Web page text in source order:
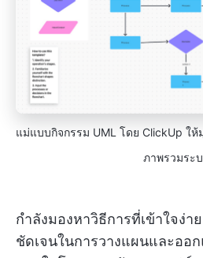
แม่แบบกิจกรรม UML โดย ClickUp ใ
ภาพรวมระ
กำลังมองหาวิธีการที่เข้าใจง่า
ชัดเจนในการวางแผนและออ